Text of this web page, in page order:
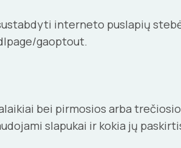
interneto puslapių
gaoptout.
bei pirmosios arba
slapukai ir kokia jų